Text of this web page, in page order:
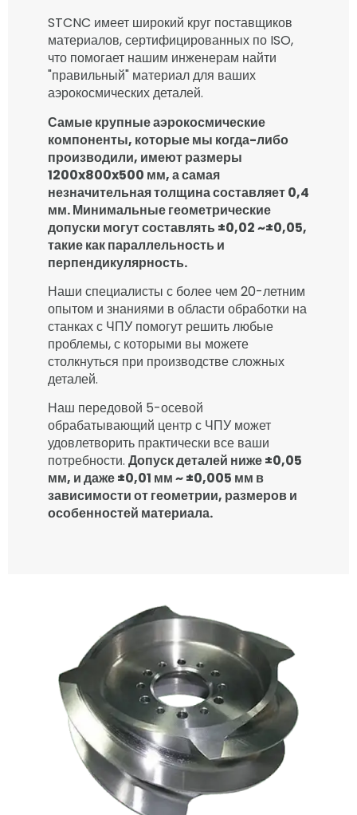
STCNC имеет широкий круг поставщиков
материалов, сертифицированных по ISO,
что помогает нашим инженерам найти
"правильный" материал для ваших
аэрокосмических деталей.
Самые крупные аэрокосмические
компоненты, которые мы когда-либо
производили, имеют размеры
1200x800x500 мм, а самая
незначительная толщина составляет 0,4
мм. Минимальные геометрические
допуски могут составлять ±0,02 ~±0,05,
такие как параллельность и
перпендикулярность.
Наши специалисты с более чем 20-летним
опытом и знаниями в области обработки на
станках с ЧПУ помогут решить любые
проблемы, с которыми вы можете
столкнуться при производстве сложных
деталей.
Наш передовой 5-осевой
обрабатывающий центр с ЧПУ может
удовлетворить практически все ваши
потребности. Допуск деталей ниже ±0,05
мм, и даже ±0,01 мм ~ ±0,005 мм в
зависимости от геометрии, размеров и
особенностей материала.